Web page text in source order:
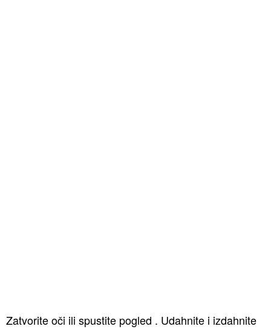
Zatvorite oči ili spustite pogled . Udahnite i izdahnite